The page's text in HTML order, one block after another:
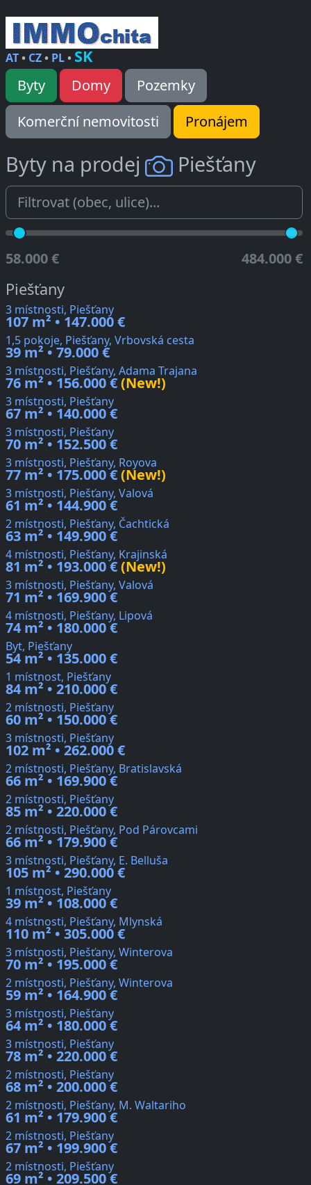
AT• CZ• PL• SK
Byty Domy
Pozemky
Komerční nemovitosti
Pronájem
Byty na prodej Piešťany
58.000 € 484.000 €
Piešťany
3 místnosti, Piešťany
107 m² • 147.000 €
1,5 pokoje, Piešťany, Vrbovská cesta
39 m² • 79.000 €
3 místnosti, Piešťany, Adama Trajana
76 m² • 156.000 €(New!)
3 místnosti, Piešťany
67 m² • 140.000 €
3 místnosti, Piešťany
70 m² • 152.500 €
3 místnosti, Piešťany, Royova
77 m² • 175.000 €(New!)
3 místnosti, Piešťany, Valová
61 m² • 144.900 €
2 místnosti, Piešťany, Čachtická
63 m² • 149.900 €
4 místnosti, Piešťany, Krajinská
81 m² • 193.000 €(New!)
3 místnosti, Piešťany, Valová
71 m² • 169.900 €
4 místnosti, Piešťany, Lipová
74 m² • 180.000 €
Byt, Piešťany
54 m² • 135.000 €
1 místnost, Piešťany
84 m² • 210.000 €
2 místnosti, Piešťany
60 m² • 150.000 €
3 místnosti, Piešťany
102 m² • 262.000 €
2 místnosti, Piešťany, Bratislavská
66 m² • 169.900 €
2 místnosti, Piešťany
85 m² • 220.000 €
2 místnosti, Piešťany, Pod Párovcami
66 m² • 179.900 €
3 místnosti, Piešťany, E. Belluša
105 m² • 290.000 €
1 místnost, Piešťany
39 m² • 108.000 €
4 místnosti, Piešťany, Mlynská
110 m² • 305.000 €
3 místnosti, Piešťany, Winterova
70 m² • 195.000 €
2 místnosti, Piešťany, Winterova
59 m² • 164.900 €
3 místnosti, Piešťany
64 m² • 180.000 €
3 místnosti, Piešťany
78 m² • 220.000 €
2 místnosti, Piešťany
68 m² • 200.000 €
2 místnosti, Piešťany, M. Waltariho
61 m² • 179.900 €
2 místnosti, Piešťany
67 m² • 199.900 €
2 místnosti, Piešťany
69 m² • 209.500 €